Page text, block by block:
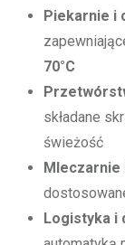
Piekarnie i
70°C
składane
świeżość
Logistyka i